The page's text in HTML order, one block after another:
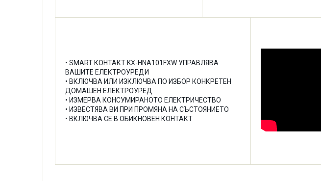
• SMART КОНТАКТ KX-HNA101FXW УПРАВЛЯВА
ВАШИТЕ ЕЛЕКТРОУРЕДИ
• ВКЛЮЧВА ИЛИ ИЗКЛЮЧВА ПО ИЗБОР КОНКРЕТЕН
ДОМАШЕН ЕЛЕКТРОУРЕД
• ИЗМЕРВА КОНСУМИРАНОТО ЕЛЕКТРИЧЕСТВО
• ИЗВЕСТЯВА ВИ ПРИ ПРОМЯНА НА СЪСТОЯНИЕТО
• ВКЛЮЧВА СЕ В ОБИКНОВЕН КОНТАКТ